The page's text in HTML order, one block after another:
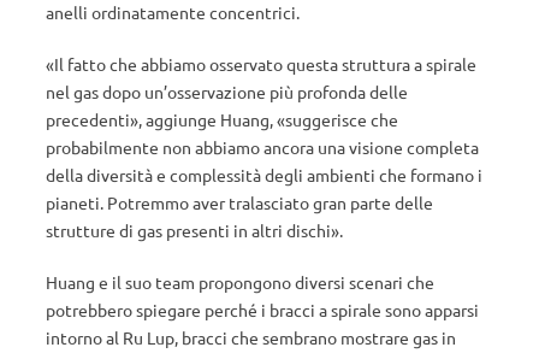
anelli ordinatamente concentrici.
«Il fatto che abbiamo osservato questa struttura a spirale
nel gas dopo un’osservazione più profonda delle
precedenti», aggiunge Huang, «suggerisce che
probabilmente non abbiamo ancora una visione completa
della diversità e complessità degli ambienti che formano i
pianeti. Potremmo aver tralasciato gran parte delle
strutture di gas presenti in altri dischi».
Huang e il suo team propongono diversi scenari che
potrebbero spiegare perché i bracci a spirale sono apparsi
intorno al Ru Lup, bracci che sembrano mostrare gas in